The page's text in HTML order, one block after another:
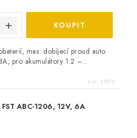
max. dobíjecí proud auto
pro akumulátory 1.2 –...
Kód: E5876
ABC-1206, 12V, 6A